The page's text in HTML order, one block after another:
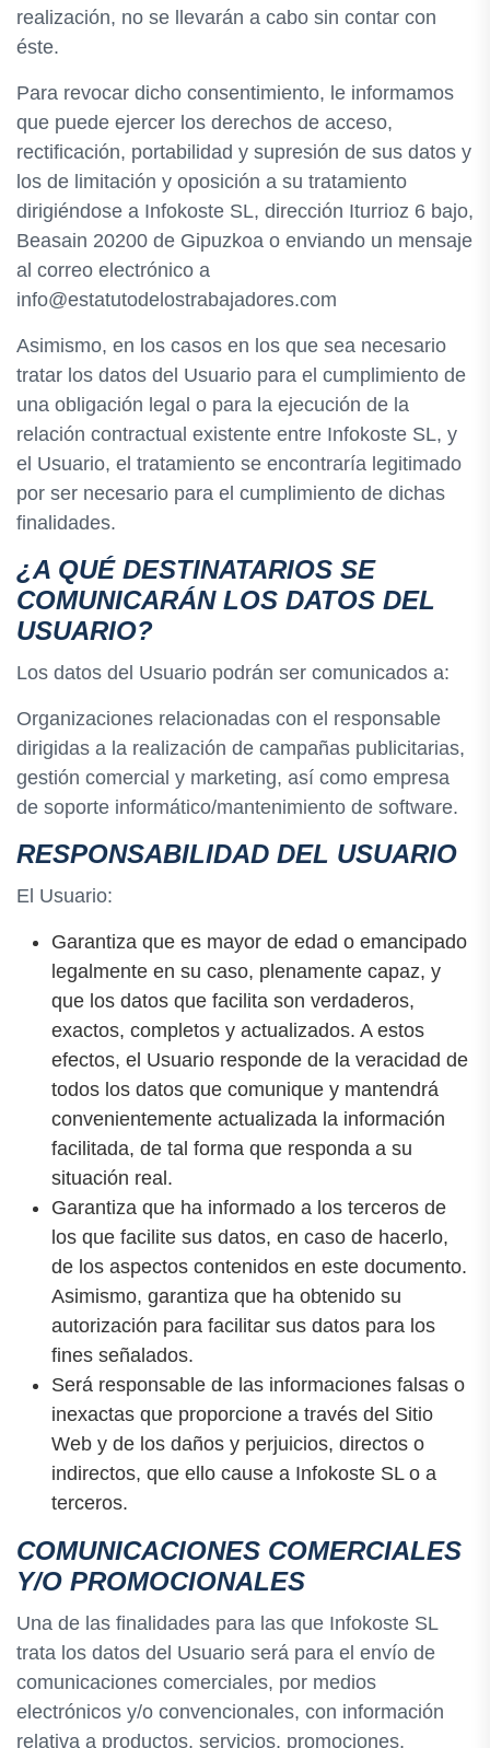
realización, no se llevarán a cabo sin contar con
éste.
Para revocar dicho consentimiento, le informamos
que puede ejercer los derechos de acceso,
rectificación, portabilidad y supresión de sus datos y
los de limitación y oposición a su tratamiento
dirigiéndose a Infokoste SL, dirección Iturrioz 6 bajo,
Beasain 20200 de Gipuzkoa o enviando un mensaje
al correo electrónico a
info@estatutodelostrabajadores.com
Asimismo, en los casos en los que sea necesario
tratar los datos del Usuario para el cumplimiento de
una obligación legal o para la ejecución de la
relación contractual existente entre Infokoste SL, y
el Usuario, el tratamiento se encontraría legitimado
por ser necesario para el cumplimiento de dichas
finalidades.
¿A QUÉ DESTINATARIOS SE
COMUNICARÁN LOS DATOS DEL
USUARIO?
Los datos del Usuario podrán ser comunicados a:
Organizaciones relacionadas con el responsable
dirigidas a la realización de campañas publicitarias,
gestión comercial y marketing, así como empresa
de soporte informático/mantenimiento de software.
RESPONSABILIDAD DEL USUARIO
El Usuario:
Garantiza que es mayor de edad o emancipado
legalmente en su caso, plenamente capaz, y
que los datos que facilita son verdaderos,
exactos, completos y actualizados. A estos
efectos, el Usuario responde de la veracidad de
todos los datos que comunique y mantendrá
convenientemente actualizada la información
facilitada, de tal forma que responda a su
situación real.
Garantiza que ha informado a los terceros de
los que facilite sus datos, en caso de hacerlo,
de los aspectos contenidos en este documento.
Asimismo, garantiza que ha obtenido su
autorización para facilitar sus datos para los
fines señalados.
Será responsable de las informaciones falsas o
inexactas que proporcione a través del Sitio
Web y de los daños y perjuicios, directos o
indirectos, que ello cause a Infokoste SL o a
terceros.
COMUNICACIONES COMERCIALES
Y/O PROMOCIONALES
Una de las finalidades para las que Infokoste SL
trata los datos del Usuario será para el envío de
comunicaciones comerciales, por medios
electrónicos y/o convencionales, con información
relativa a productos, servicios, promociones,